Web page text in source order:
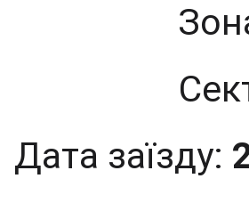
Дата заїзду: